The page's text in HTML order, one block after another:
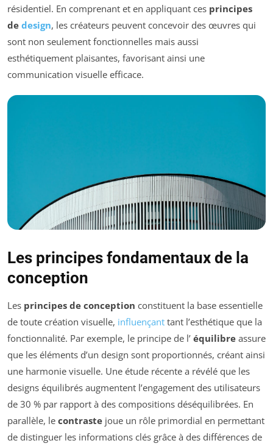
résidentiel. En comprenant et en appliquant ces principes
de design, les créateurs peuvent concevoir des œuvres qui
sont non seulement fonctionnelles mais aussi
esthétiquement plaisantes, favorisant ainsi une
communication visuelle efficace.
Les principes fondamentaux de la
conception
Les principes de conception constituent la base essentielle
de toute création visuelle, influençant tant l’esthétique que la
fonctionnalité. Par exemple, le principe de l’ équilibre assure
que les éléments d’un design sont proportionnés, créant ainsi
une harmonie visuelle. Une étude récente a révélé que les
designs équilibrés augmentent l’engagement des utilisateurs
de 30 % par rapport à des compositions déséquilibrées. En
parallèle, le contraste joue un rôle primordial en permettant
de distinguer les informations clés grâce à des différences de